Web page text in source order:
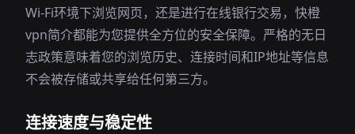
Wi-Fi环境下浏览网页，还是进行在线银行交易，快橙
vpn简介都能为您提供全方位的安全保障。严格的无日
志政策意味着您的浏览历史、连接时间和IP地址等信息
不会被存储或共享给任何第三方。
连接速度与稳定性